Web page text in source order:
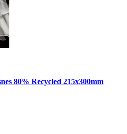
80% Recycled 215x300mm